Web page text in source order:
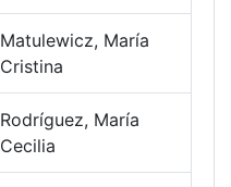
Matulewicz, María
Cristina
Rodríguez, María
Cecilia